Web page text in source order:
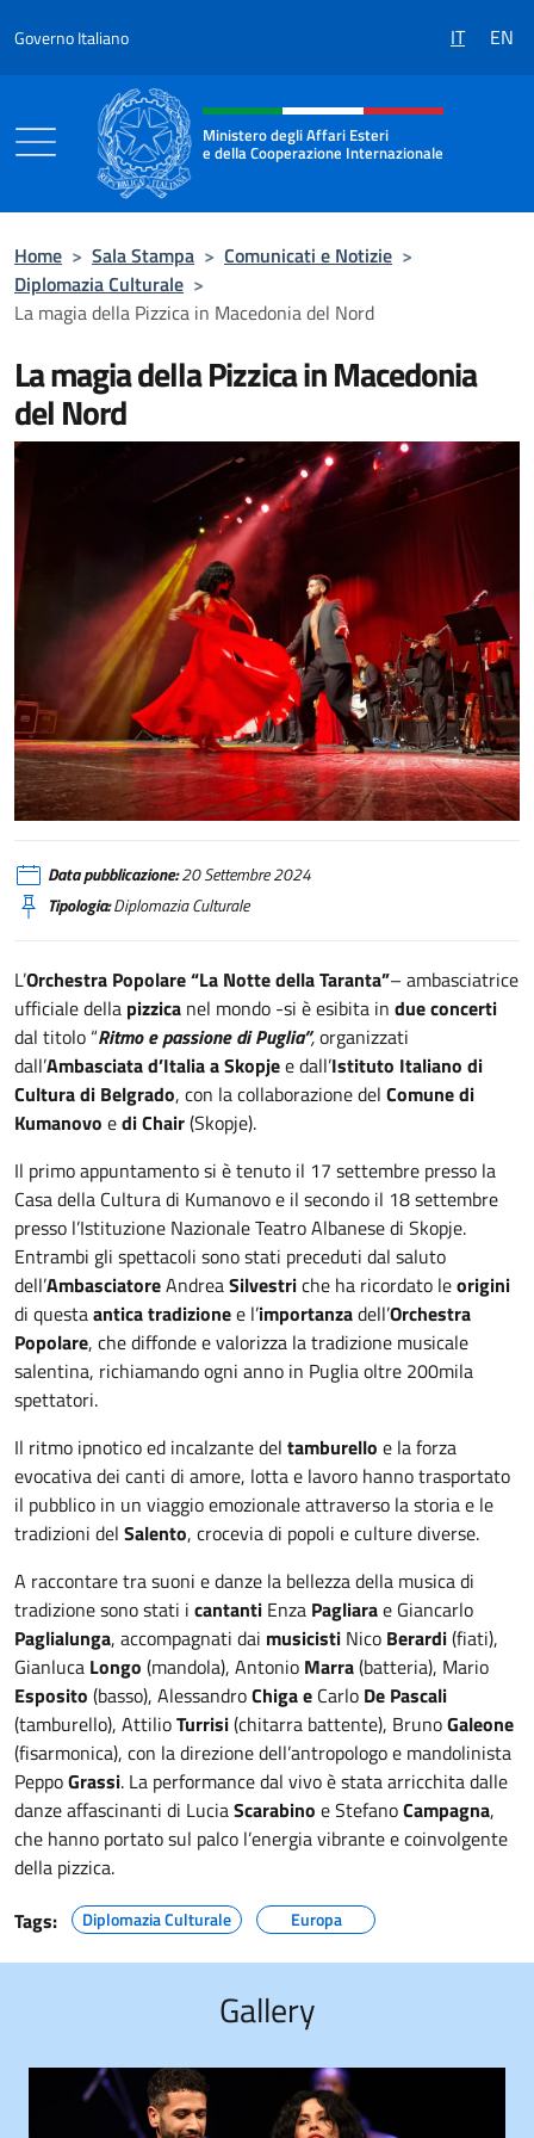
Governo Italiano IT EN
Intestazione sito, social e menù
Ministero degli Affari Esteri
e della Cooperazione Internazionale
Home > Sala Stampa > Comunicati e Notizie >
Diplomazia Culturale >
La magia della Pizzica in Macedonia del Nord
La magia della Pizzica in Macedonia
del Nord
Data pubblicazione:20 Settembre 2024
Tipologia:Diplomazia Culturale
L’Orchestra Popolare “La Notte della Taranta”– ambasciatrice
ufficiale della pizzica nel mondo -si è esibita in dueconcerti
dal titolo “Ritmo e passione di Puglia”,organizzati
dall’Ambasciata d’Italia a Skopjee dall’Istituto Italiano di
Cultura di Belgrado, con la collaborazione del Comune di
Kumanovo edi Chair(Skopje).
Il primo appuntamento si è tenuto il 17 settembre presso la
Casa della Cultura di Kumanovo e il secondo il 18 settembre
presso l’Istituzione Nazionale Teatro Albanese di Skopje.
Entrambi gli spettacoli sono stati preceduti dal saluto
dell’AmbasciatoreAndreaSilvestriche ha ricordato leorigini
di questaantica tradizionee l’importanzadell’Orchestra
Popolare, che diffonde e valorizza la tradizione musicale
salentina, richiamando ogni anno in Puglia oltre 200mila
spettatori.
Il ritmo ipnotico ed incalzante del tamburello e la forza
evocativa dei canti di amore, lotta e lavoro hanno trasportato
il pubblico in un viaggio emozionale attraverso la storia e le
tradizioni del Salento, crocevia di popoli e culture diverse.
A raccontare tra suoni e danze la bellezza della musica di
tradizione sono stati i cantanti Enza Pagliarae Giancarlo
Paglialunga, accompagnati dai musicisti Nico Berardi(fiati),
Gianluca Longo (mandola), Antonio Marra(batteria), Mario
Esposito (basso), AlessandroChiga e Carlo De Pascali
(tamburello), AttilioTurrisi(chitarra battente), BrunoGaleone
(fisarmonica), con la direzione dell’antropologo e mandolinista
PeppoGrassi. La performance dal vivo è stata arricchita dalle
danze affascinanti di LuciaScarabino e StefanoCampagna,
che hanno portato sul palco l’energia vibrante e coinvolgente
della pizzica.
Tags:
Diplomazia Culturale Europa
Gallery